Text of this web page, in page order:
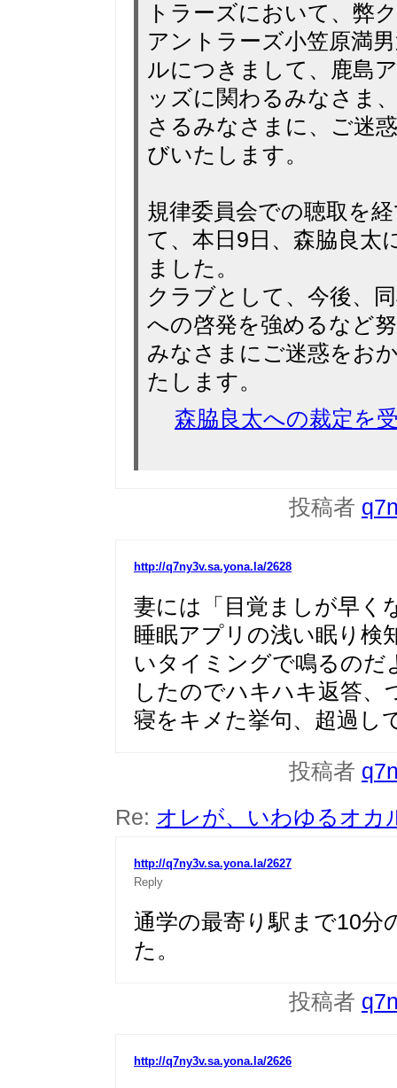
トラーズにおいて、弊
アントラーズ小笠原満
ルにつきまして、鹿島
ッズに関わるみなさま
さるみなさまに、ご迷
びいたします。
規律委員会での聴取を
て、本日9日、森脇良太
ました。
クラブとして、今後、
への啓発を強めるなど
みなさまにご迷惑をお
たします。
森脇良太への裁定を
投稿者
http://q7ny3v.sa.yona.la/2628
妻には「目覚ましが早く
睡眠アプリの浅い眠り検
いタイミングで鳴るのだ
したのでハキハキ返答、
寝をキメた挙句、超過し
投稿者
Re: オレが、いわゆるオカ
http://q7ny3v.sa.yona.la/2627
Reply
通学の最寄り駅まで10分
た。
投稿者
http://q7ny3v.sa.yona.la/2626